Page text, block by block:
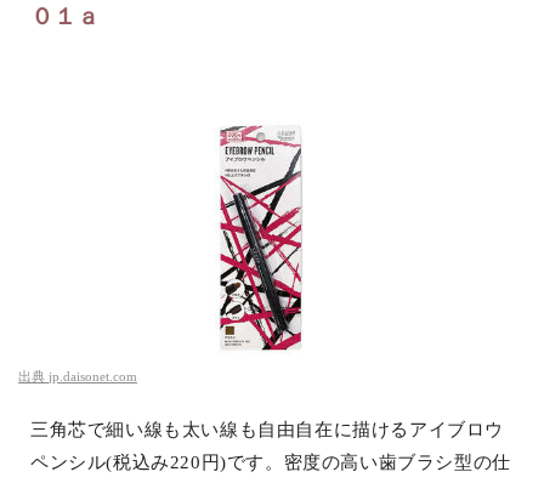
０１ａ
出典 jp.daisonet.com
三角芯で細い線も太い線も自由自在に描けるアイブロウ
ペンシル(税込み220円)です。密度の高い歯ブラシ型の仕